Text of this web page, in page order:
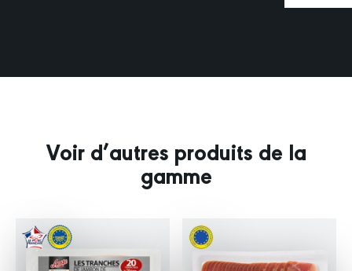
Voir d’autres produits de la
gamme